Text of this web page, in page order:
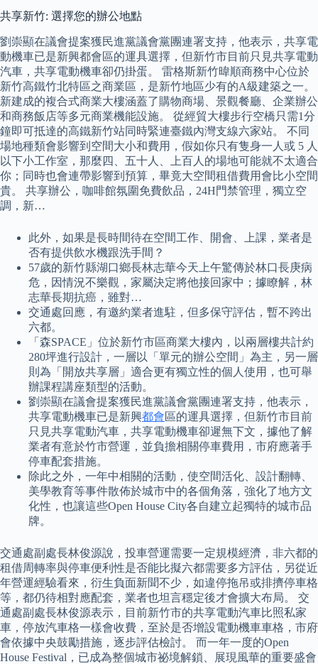
共享新竹: 選擇您的辦公地點
劉崇顯在議會提案獲民進黨議會黨團連署支持，他表示，共享電
動機車已是新興都會區的運具選擇，但新竹市目前只見共享電動
汽車，共享電動機車卻仍掛蛋。 雷格斯新竹暐順商務中心位於
新竹高鐵竹北特區之商業區，是新竹地區少有的A級建築之一。
新建成的複合式商業大樓涵蓋了購物商場、景觀餐廳、企業辦公
和商務飯店等多元商業機能設施。 從經貿大樓步行空橋只需1分
鐘即可抵達的高鐵新竹站同時緊連臺鐵內灣支線六家站。 不同
場地種類會影響到空間大小和費用，假如你只有隻身一人或 5 人
以下小工作室，那麼四、五十人、上百人的場地可能就不太適合
你；同時也會連帶影響到預算，畢竟大空間租借費用會比小空間
貴。 共享辦公，咖啡館氛圍免費飲品，24H門禁管理，獨立空
調，新…
此外，如果是長時間待在空間工作、開會、上課，業者是
否有提供飲水機跟洗手間？
57歲的新竹縣湖口鄉長林志華今天上午驚傳於林口長庚病
危，因情況不樂觀，家屬決定將他接回家中；據瞭解，林
志華長期抗癌，雖對…
交通處回應，有邀約業者進駐，但多保守評估，暫不跨出
六都。
「森SPACE」位於新竹市區商業大樓內，以兩層樓共計約
280坪進行設計，一層以「單元的辦公空間」為主，另一層
則為「開放共享層」適合更有獨立性的個人使用，也可舉
辦課程講座類型的活動。
劉崇顯在議會提案獲民進黨議會黨團連署支持，他表示，
共享電動機車已是新興都會區的運具選擇，但新竹市目前
只見共享電動汽車，共享電動機車卻遲無下文，據他了解
業者有意於竹市營運，並負擔相關停車費用，市府應著手
停車配套措施。
除此之外，一年中相關的活動，使空間活化、設計翻轉、
美學教育等事件散佈於城市中的各個角落，強化了地方文
化性，也讓這些Open House City各自建立起獨特的城市品
牌。
交通處副處長林俊源說，投車營運需要一定規模經濟，非六都的
租借周轉率與停車便利性是否能比擬六都需要多方評估，另從近
年營運經驗看來，衍生負面新聞不少，如違停拖吊或排擠停車格
等，都仍待相對應配套，業者也坦言穩定後才會擴大布局。 交
通處副處長林俊源表示，目前新竹市的共享電動汽車比照私家
車，停放汽車格一樣會收費，至於是否增設電動機車車格，市府
會依據中央鼓勵措施，逐步評估檢討。 而一年一度的Open
House Festival，已成為整個城市祕境解鎖、展現風華的重要盛會